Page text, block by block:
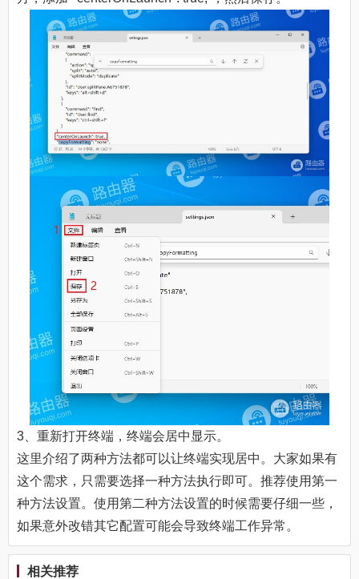
3、重新打开终端，终端会居中显示。
这里介绍了两种方法都可以让终端实现居中。大家如果有
这个需求，只需要选择一种方法执行即可。推荐使用第一
种方法设置。使用第二种方法设置的时候需要仔细一些，
如果意外改错其它配置可能会导致终端工作异常。
相关推荐